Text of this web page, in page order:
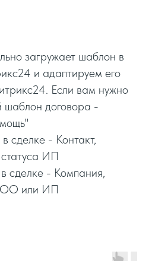
загружает шаблон в
и адаптируем его
Если вам нужно
шаблон договора -
сделке - Контакт,
ИП
сделке - Компания,
или ИП